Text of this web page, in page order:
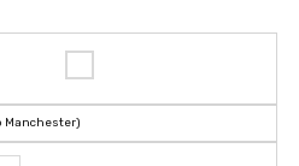
Manchester)